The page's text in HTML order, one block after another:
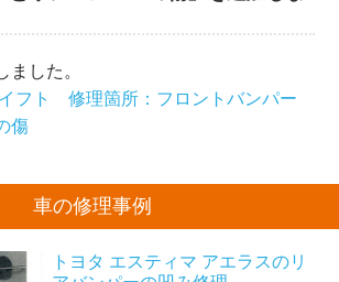
ました。
フト 修理箇所：フロントバンパー
傷
車の修理事例
トヨタ エスティマ アエラスのリ